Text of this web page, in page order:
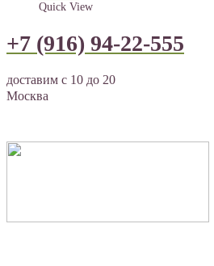
Quick View
+7 (916) 94-22-555
доставим с 10 до 20
Москва